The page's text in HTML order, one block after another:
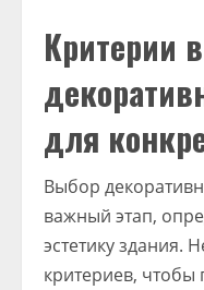
Критерии
для
Выбор
важный этап,
эстетику здания.
критериев,